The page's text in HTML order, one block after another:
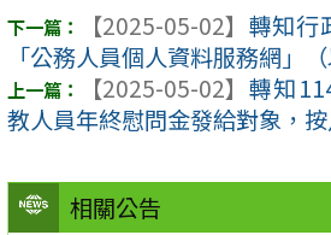
相關公告
【2025-05-02】 轉知行
「公務人員個人資料服務網」
【2025-05-02】 轉知
教人員年終慰問金發給對象，